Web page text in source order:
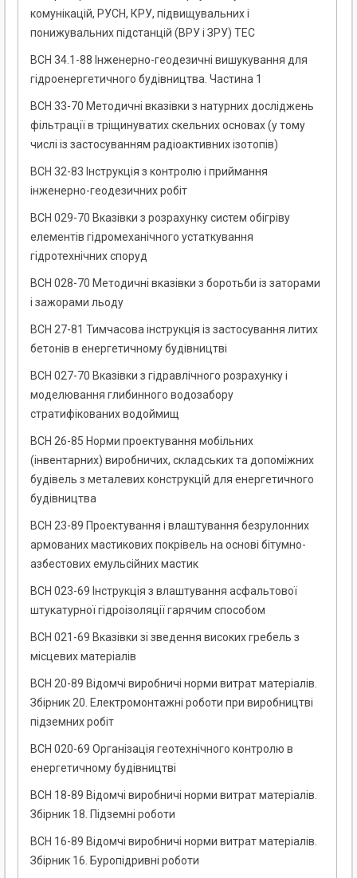
комунікацій, РУСН, КРУ, підвищувальних і
понижувальних підстанцій (ВРУ і ЗРУ) ТЕС
ВСН 34.1-88 Інженерно-геодезичні вишукування для
гідроенергетичного будівництва. Частина 1
ВСН 33-70 Методичні вказівки з натурних досліджень
фільтрації в тріщинуватих скельних основах (у тому
числі із застосуванням радіоактивних ізотопів)
ВСН 32-83 Інструкція з контролю і приймання
інженерно-геодезичних робіт
ВСН 029-70 Вказівки з розрахунку систем обігріву
елементів гідромеханічного устаткування
гідротехнічних споруд
ВСН 028-70 Методичні вказівки з боротьби із заторами
і зажорами льоду
ВСН 27-81 Тимчасова інструкція із застосування литих
бетонів в енергетичному будівництві
ВСН 027-70 Вказівки з гідравлічного розрахунку і
моделювання глибинного водозабору
стратифікованих водоймищ
ВСН 26-85 Норми проектування мобільних
(інвентарних) виробничих, складських та допоміжних
будівель з металевих конструкцій для енергетичного
будівництва
ВСН 23-89 Проектування і влаштування безрулонних
армованих мастикових покрівель на основі бітумно-
азбестових емульсійних мастик
ВСН 023-69 Інструкція з влаштування асфальтової
штукатурної гідроізоляції гарячим способом
ВСН 021-69 Вказівки зі зведення високих гребель з
місцевих матеріалів
ВСН 20-89 Відомчі виробничі норми витрат матеріалів.
Збірник 20. Електромонтажні роботи при виробництві
підземних робіт
ВСН 020-69 Організація геотехнічного контролю в
енергетичному будівництві
ВСН 18-89 Відомчі виробничі норми витрат матеріалів.
Збірник 18. Підземні роботи
ВСН 16-89 Відомчі виробничі норми витрат матеріалів.
Збірник 16. Буропідривні роботи